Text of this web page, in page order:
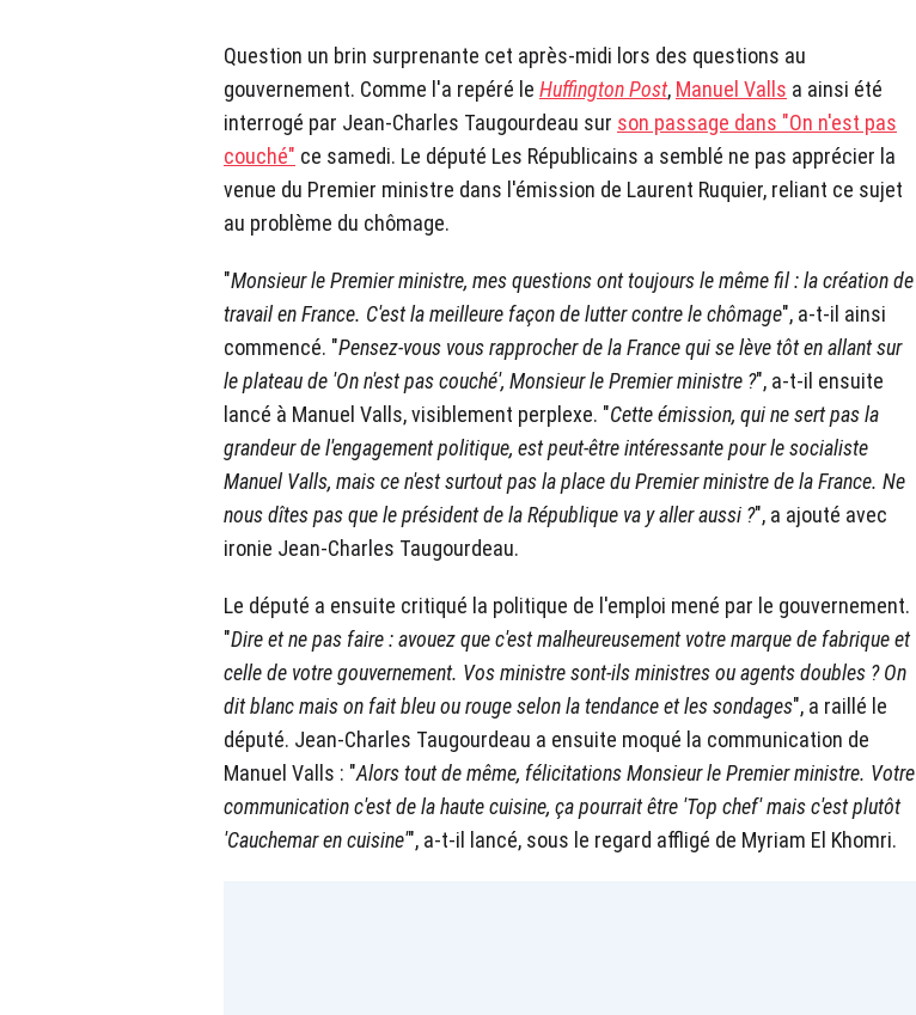
Question un brin surprenante cet après-midi lors des questions au
gouvernement. Comme l'a repéré le Huffington Post, Manuel Valls a ainsi été
interrogé par Jean-Charles Taugourdeau sur son passage dans "On n'est pas
couché" ce samedi. Le député Les Républicains a semblé ne pas apprécier la
venue du Premier ministre dans l'émission de Laurent Ruquier, reliant ce sujet
au problème du chômage.
"Monsieur le Premier ministre, mes questions ont toujours le même fil : la création de
travail en France. C'est la meilleure façon de lutter contre le chômage", a-t-il ainsi
commencé. "Pensez-vous vous rapprocher de la France qui se lève tôt en allant sur
le plateau de 'On n'est pas couché', Monsieur le Premier ministre ?", a-t-il ensuite
lancé à Manuel Valls, visiblement perplexe. "Cette émission, qui ne sert pas la
grandeur de l'engagement politique, est peut-être intéressante pour le socialiste
Manuel Valls, mais ce n'est surtout pas la place du Premier ministre de la France. Ne
nous dîtes pas que le président de la République va y aller aussi ?", a ajouté avec
ironie Jean-Charles Taugourdeau.
Le député a ensuite critiqué la politique de l'emploi mené par le gouvernement.
"Dire et ne pas faire : avouez que c'est malheureusement votre marque de fabrique et
celle de votre gouvernement. Vos ministre sont-ils ministres ou agents doubles ? On
dit blanc mais on fait bleu ou rouge selon la tendance et les sondages", a raillé le
député. Jean-Charles Taugourdeau a ensuite moqué la communication de
Manuel Valls : "Alors tout de même, félicitations Monsieur le Premier ministre. Votre
communication c'est de la haute cuisine, ça pourrait être 'Top chef' mais c'est plutôt
'Cauchemar en cuisine'", a-t-il lancé, sous le regard affligé de Myriam El Khomri.